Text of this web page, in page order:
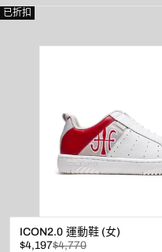
扣
已折扣
ICON2.0 運動鞋 (女)
已
$4,197
原
$4,770